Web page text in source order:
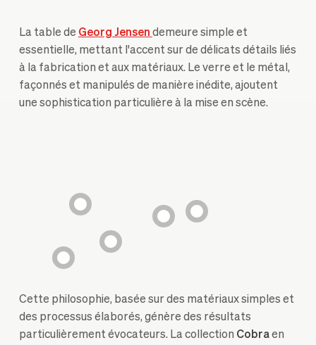
La table de Georg Jensen demeure simple et
essentielle, mettant l'accent sur de délicats détails liés
à la fabrication et aux matériaux. Le verre et le métal,
façonnés et manipulés de manière inédite, ajoutent
une sophistication particulière à la mise en scène.
Cette philosophie, basée sur des matériaux simples et
des processus élaborés, génère des résultats
particulièrement évocateurs. La collection Cobraen